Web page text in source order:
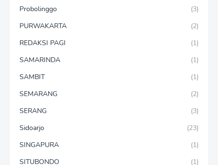
Probolinggo
(3)
PURWAKARTA
(2)
REDAKSI PAGI
(1)
SAMARINDA
(1)
SAMBIT
(1)
SEMARANG
(2)
SERANG
(3)
Sidoarjo
(23)
SINGAPURA
(1)
SITUBONDO
(1)